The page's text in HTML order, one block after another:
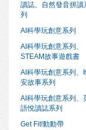
讀誌、自然發音拼讀
列
AI科學玩創意系列
AI科學玩創意系列、
STEAM故事遊戲書
AI科學玩創意系列、
安故事系列
AI科學玩創意系列、
語悅讀誌系列
Get Fit!動動帶